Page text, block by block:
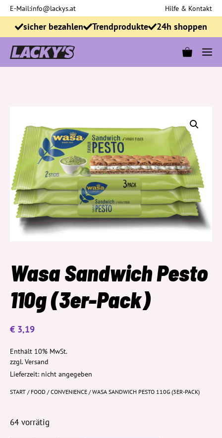
Zum
Inhalt
springen
E-Mail:info@lackys.at Hilfe & Kontakt
sicher bezahlen Trendprodukte 24h shoppen
Wasa Sandwich Pesto
110g (3er-Pack)
€ 3,19
Enthält 10% MwSt.
zzgl.Versand
Lieferzeit: nicht angegeben
START / FOOD /CONVENIENCE / WASA SANDWICH PESTO 110G (3ER-PACK)
64 vorrätig